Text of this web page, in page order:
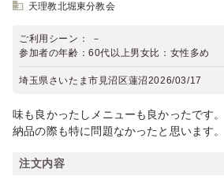
天理教北堀東分教会
ご利用シーン：
－
参加者の年齢：60代以上男女比： 女性多め
埼玉県さいたま市見沼区蓮沼2026/03/17
味も良かったしメニューも良かったです。
納品の際も特に問題なかったと思います。
注文内容